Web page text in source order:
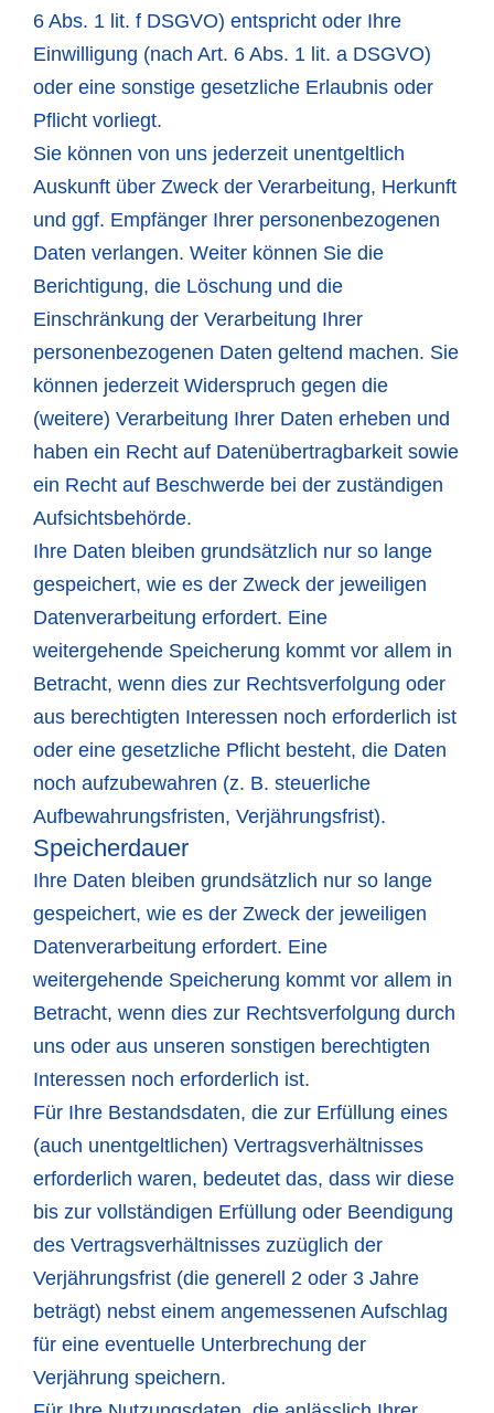
6 Abs. 1 lit. f DSGVO) entspricht oder Ihre
Einwilligung (nach Art. 6 Abs. 1 lit. a DSGVO)
oder eine sonstige gesetzliche Erlaubnis oder
Pflicht vorliegt.
Sie können von uns jederzeit unentgeltlich
Auskunft über Zweck der Verarbeitung, Herkunft
und ggf. Empfänger Ihrer personenbezogenen
Daten verlangen. Weiter können Sie die
Berichtigung, die Löschung und die
Einschränkung der Verarbeitung Ihrer
personenbezogenen Daten geltend machen. Sie
können jederzeit Widerspruch gegen die
(weitere) Verarbeitung Ihrer Daten erheben und
haben ein Recht auf Datenübertragbarkeit sowie
ein Recht auf Beschwerde bei der zuständigen
Aufsichtsbehörde.
Ihre Daten bleiben grundsätzlich nur so lange
gespeichert, wie es der Zweck der jeweiligen
Datenverarbeitung erfordert. Eine
weitergehende Speicherung kommt vor allem in
Betracht, wenn dies zur Rechtsverfolgung oder
aus berechtigten Interessen noch erforderlich ist
oder eine gesetzliche Pflicht besteht, die Daten
noch aufzubewahren (z. B. steuerliche
Aufbewahrungsfristen, Verjährungsfrist).
Speicherdauer
Ihre Daten bleiben grundsätzlich nur so lange
gespeichert, wie es der Zweck der jeweiligen
Datenverarbeitung erfordert. Eine
weitergehende Speicherung kommt vor allem in
Betracht, wenn dies zur Rechtsverfolgung durch
uns oder aus unseren sonstigen berechtigten
Interessen noch erforderlich ist.
Für Ihre Bestandsdaten, die zur Erfüllung eines
(auch unentgeltlichen) Vertragsverhältnisses
erforderlich waren, bedeutet das, dass wir diese
bis zur vollständigen Erfüllung oder Beendigung
des Vertragsverhältnisses zuzüglich der
Verjährungsfrist (die generell 2 oder 3 Jahre
beträgt) nebst einem angemessenen Aufschlag
für eine eventuelle Unterbrechung der
Verjährung speichern.